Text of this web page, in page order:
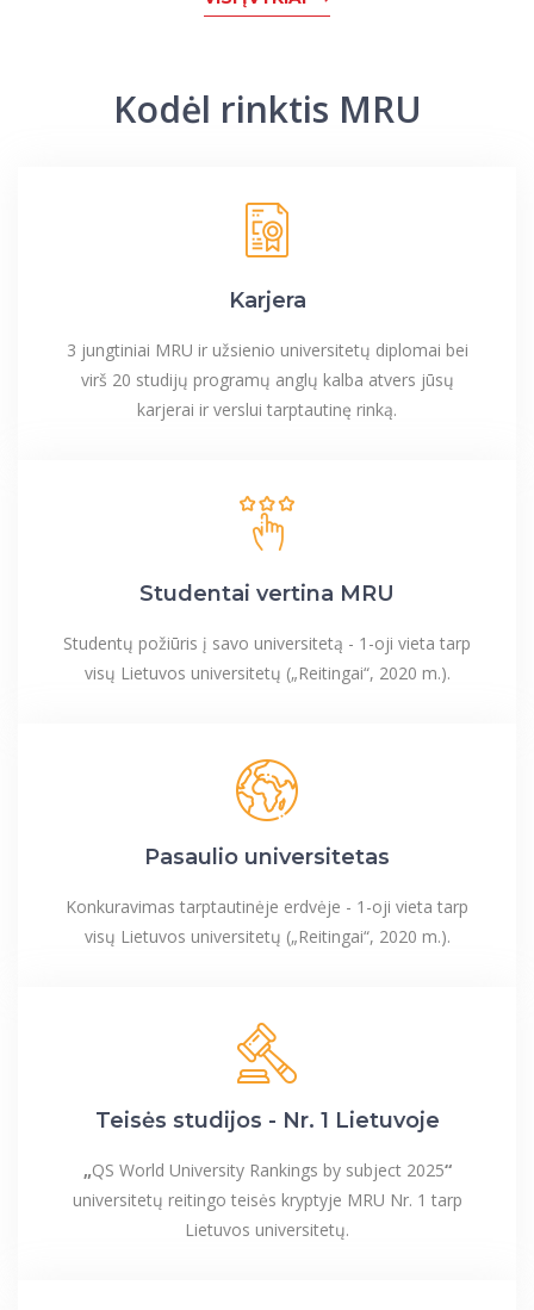
Kodėl rinktis MRU
Karjera
3 jungtiniai MRU ir užsienio universitetų diplomai bei
virš 20 studijų programų anglų kalba atvers jūsų
karjerai ir verslui tarptautinę rinką.
Studentai vertina MRU
Studentų požiūris į savo universitetą - 1-oji vieta tarp
visų Lietuvos universitetų („Reitingai“, 2020 m.).
Pasaulio universitetas
Konkuravimas tarptautinėje erdvėje - 1-oji vieta tarp
visų Lietuvos universitetų („Reitingai“, 2020 m.).
Teisės studijos - Nr. 1 Lietuvoje
„QS World University Rankings by subject 2025“
universitetų reitingo teisės kryptyje MRU Nr. 1 tarp
Lietuvos universitetų.